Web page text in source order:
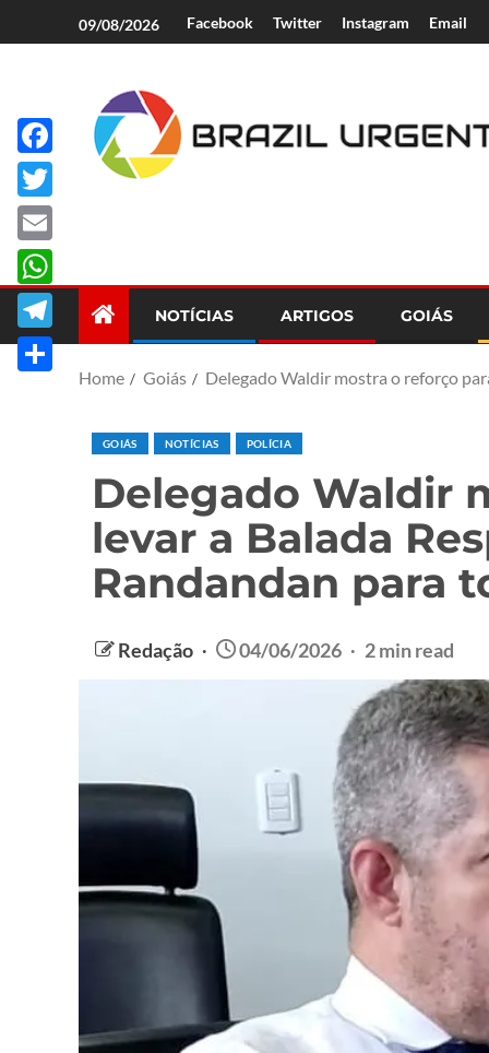
09/08/2026 Facebook Twitter Instagram Email
NOTÍCIAS ARTIGOS GOIÁS
Home Goiás Delegado Waldir mostra o reforço
GOIÁS NOTÍCIAS POLÍCIA
Delegado Waldir
levar a Balada
Randandan para
Redação 04/06/2026 2 min read
Facebook
Twitter
Email
WhatsApp
Telegram